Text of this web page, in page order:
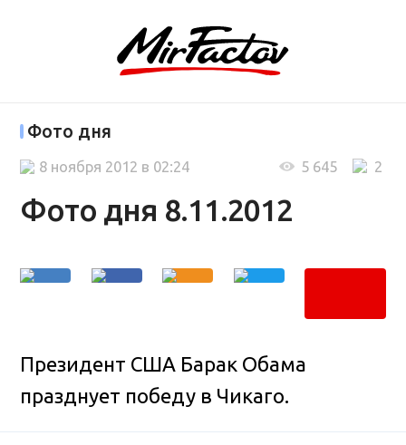
Фото дня
Фото дня 8.11.2012
2
5 645
8 ноября 2012 в 02:24
Президент США Барак Обама
празднует победу в Чикаго.